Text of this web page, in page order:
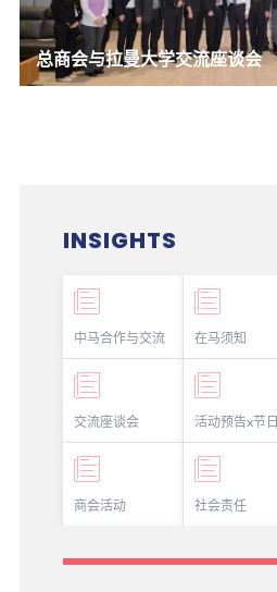
总商会与拉曼大学交流座谈会
INSIGHTS
中马合作与交流
交流座谈会
商会活动
在马须知
活动预告x节日
社会责任